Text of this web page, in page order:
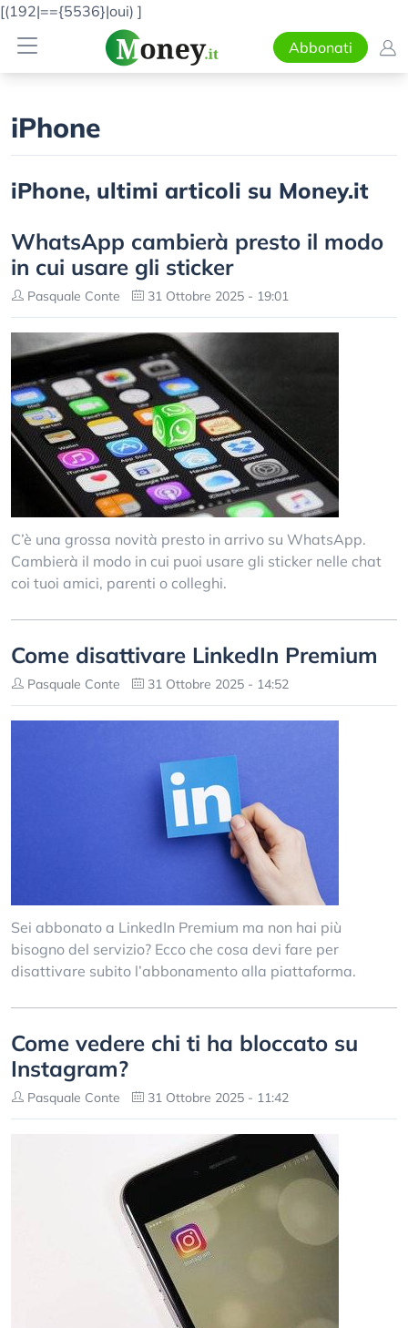
[(192|=={5536}|oui) ]
Abbonati
iPhone
iPhone, ultimi articoli su Money.it
WhatsApp cambierà presto il modo
in cui usare gli sticker
Pasquale Conte 31 Ottobre 2025 - 19:01
C’è una grossa novità presto in arrivo su WhatsApp.
Cambierà il modo in cui puoi usare gli sticker nelle chat
coi tuoi amici, parenti o colleghi.
Come disattivare LinkedIn Premium
Pasquale Conte 31 Ottobre 2025 - 14:52
Sei abbonato a LinkedIn Premium ma non hai più
bisogno del servizio? Ecco che cosa devi fare per
disattivare subito l’abbonamento alla piattaforma.
Come vedere chi ti ha bloccato su
Instagram?
Pasquale Conte 31 Ottobre 2025 - 11:42